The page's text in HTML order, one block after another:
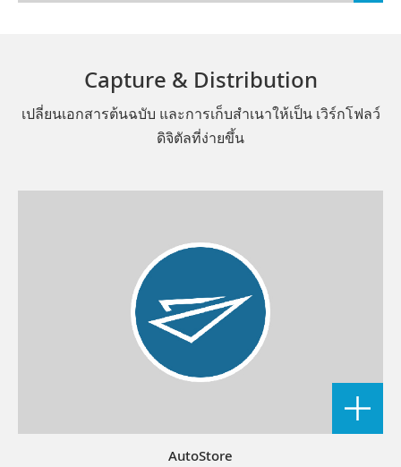
Capture & Distribution
เปลี่ยนเอกสารต้นฉบับ และการเก็บสำเนาให้เป็น เวิร์กโฟลว์
ดิจิตัลที่ง่ายขึ้น
AutoStore